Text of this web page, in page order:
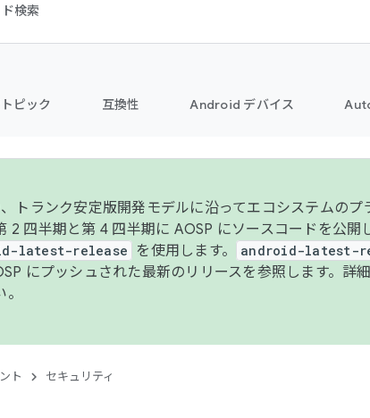
検索
ピック 互換性 Android デバイス
トランク安定版開発モデルに沿ってエコシステムの
2 四半期と第 4 四半期に AOSP にソースコードを公開
latest-release を使用します。 android-latest-
にプッシュされた最新のリリースを参照します。詳細
ト セキュリティ